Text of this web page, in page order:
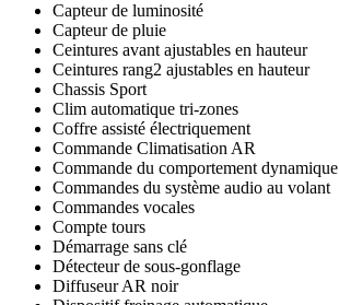
Capteur de luminosité
Capteur de pluie
Ceintures avant ajustables en hauteur
Ceintures rang2 ajustables en hauteur
Chassis Sport
Clim automatique tri-zones
Coffre assisté électriquement
Commande Climatisation AR
Commande du comportement dynamique
Commandes du système audio au volant
Commandes vocales
Compte tours
Démarrage sans clé
Détecteur de sous-gonflage
Diffuseur AR noir